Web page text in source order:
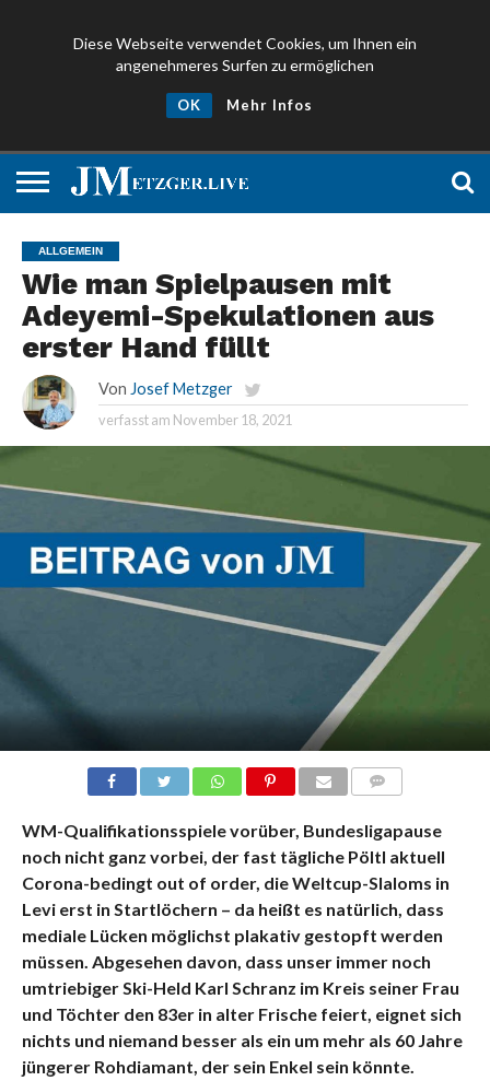
Diese Webseite verwendet Cookies, um Ihnen ein
angenehmeres Surfen zu ermöglichen
OK Mehr Infos
ALLGEMEIN
Wie man Spielpausen mit
Adeyemi-Spekulationen aus
erster Hand füllt
Von Josef Metzger
verfasst am November 18, 2021
WM-Qualifikationsspiele vorüber, Bundesligapause
noch nicht ganz vorbei, der fast tägliche Pöltl aktuell
Corona-bedingt out of order, die Weltcup-Slaloms in
Levi erst in Startlöchern – da heißt es natürlich, dass
mediale Lücken möglichst plakativ gestopft werden
müssen. Abgesehen davon, dass unser immer noch
umtriebiger Ski-Held Karl Schranz im Kreis seiner Frau
und Töchter den 83er in alter Frische feiert, eignet sich
nichts und niemand besser als ein um mehr als 60 Jahre
jüngerer Rohdiamant, der sein Enkel sein könnte.